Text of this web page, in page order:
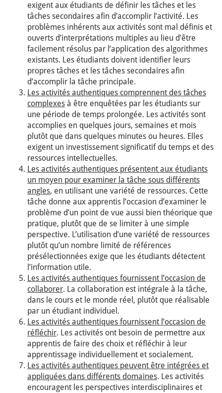
exigent aux étudiants de définir les tâches et les
tâches secondaires afin d’accomplir l’activité. Les
problèmes inhérents aux activités sont mal définis et
ouverts d’interprétations multiples au lieu d’être
facilement résolus par l’application des algorithmes
existants. Les étudiants doivent identifier leurs
propres tâches et les tâches secondaires afin
d’accomplir la tâche principale.
Les activités authentiques comprennent des tâches
complexes à être enquêtées par les étudiants sur
une période de temps prolongée. Les activités sont
accomplies en quelques jours, semaines et mois
plutôt que dans quelques minutes ou heures. Elles
exigent un investissement significatif du temps et des
ressources intellectuelles.
Les activités authentiques présentent aux étudiants
un moyen pour examiner la tâche sous différents
angles, en utilisant une variété de ressources. Cette
tâche donne aux apprentis l’occasion d’examiner le
problème d’un point de vue aussi bien théorique que
pratique, plutôt que de se limiter à une simple
perspective. L’utilisation d’une variété de ressources
plutôt qu’un nombre limité de références
présélectionnées exige que les étudiants détectent
l’information utile.
Les activités authentiques fournissent l’occasion de
collaborer. La collaboration est intégrale à la tâche,
dans le cours et le monde réel, plutôt que réalisable
par un étudiant individuel.
Les activités authentiques fournissent l’occasion de
réfléchir. Les activités ont besoin de permettre aux
apprentis de faire des choix et réfléchir à leur
apprentissage individuellement et socialement.
Les activités authentiques peuvent être intégrées et
appliquées dans différents domaines. Les activités
encouragent les perspectives interdisciplinaires et